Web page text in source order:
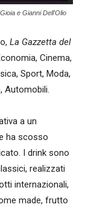
e Gianni Dell'Olio
La Gazzetta del
Cinema,
Sport, Moda,
Automobili.
a un
ha scosso
I drink sono
realizzati
internazionali,
made, frutto